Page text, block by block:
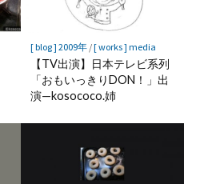
[ blog ] 2009年/[ works ] media
【TV出演】日本テレビ系列
「おもいっきりDON！」出
演—kosococo.姉